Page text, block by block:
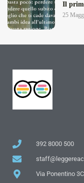
Il
25
392 8000 500
Via Ponentino